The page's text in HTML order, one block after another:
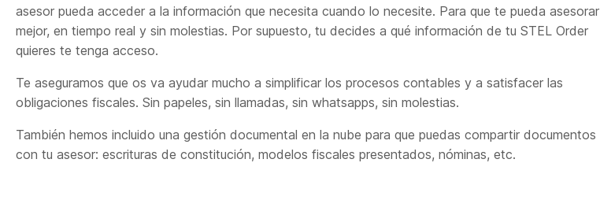
asesor pueda acceder a la información que necesita cuando lo necesite. Para que te pueda asesorar
mejor, en tiempo real y sin molestias. Por supuesto, tu decides a qué información de tu STEL Order
quieres te tenga acceso.
Te aseguramos que os va ayudar mucho a simplificar los procesos contables y a satisfacer las
obligaciones fiscales. Sin papeles, sin llamadas, sin whatsapps, sin molestias.
También hemos incluido una gestión documental en la nube para que puedas compartir documentos
con tu asesor: escrituras de constitución, modelos fiscales presentados, nóminas, etc.